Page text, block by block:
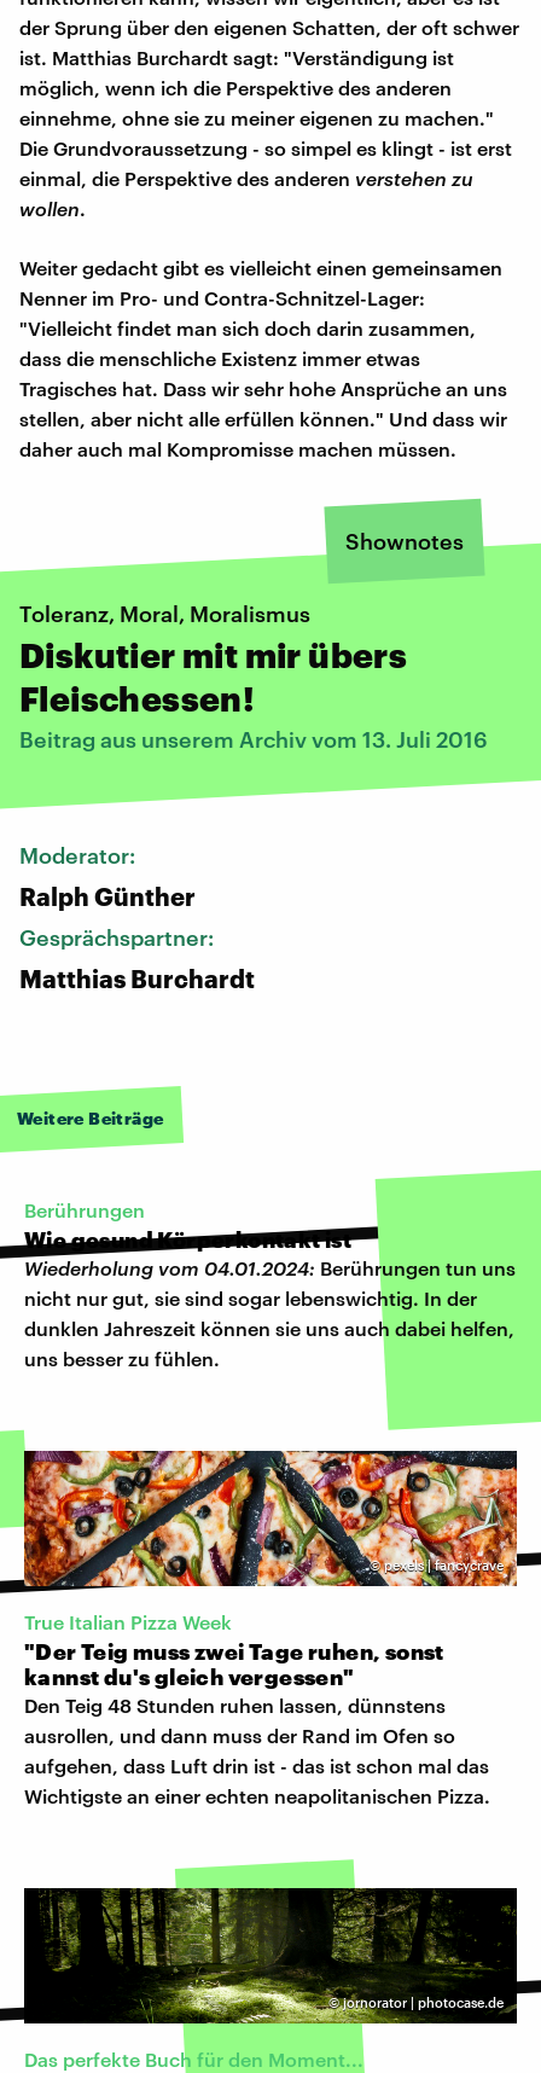
der Sprung über den eigenen Schatten, der oft schwer
ist. Matthias Burchardt sagt: "Verständigung ist
möglich, wenn ich die Perspektive des anderen
einnehme, ohne sie zu meiner eigenen zu machen."
Die Grundvoraussetzung - so simpel es klingt - ist erst
einmal, die Perspektive des anderen verstehen zu
wollen.
Weiter gedacht gibt es vielleicht einen gemeinsamen
Nenner im Pro- und Contra-Schnitzel-Lager:
"Vielleicht findet man sich doch darin zusammen,
dass die menschliche Existenz immer etwas
Tragisches hat. Dass wir sehr hohe Ansprüche an uns
stellen, aber nicht alle erfüllen können." Und dass wir
daher auch mal Kompromisse machen müssen.
Shownotes
Toleranz, Moral, Moralismus
Diskutier mit mir übers
Fleischessen!
Beitrag aus unserem Archiv vom 13. Juli 2016
Moderator:
Ralph Günther
Gesprächspartner:
Matthias Burchardt
Weitere Beiträge
Berührungen
Wie gesund Körperkontakt ist
Wiederholung vom 04.01.2024: Berührungen tun uns
nicht nur gut, sie sind sogar lebenswichtig. In der
dunklen Jahreszeit können sie uns auch dabei helfen,
uns besser zu fühlen.
©pexels | fancycrave
True Italian Pizza Week
"Der Teig muss zwei Tage ruhen, sonst
kannst du's gleich vergessen"
Den Teig 48 Stunden ruhen lassen, dünnstens
ausrollen, und dann muss der Rand im Ofen so
aufgehen, dass Luft drin ist - das ist schon mal das
Wichtigste an einer echten neapolitanischen Pizza.
©jornorator | photocase.de
Das perfekte Buch für den Moment...